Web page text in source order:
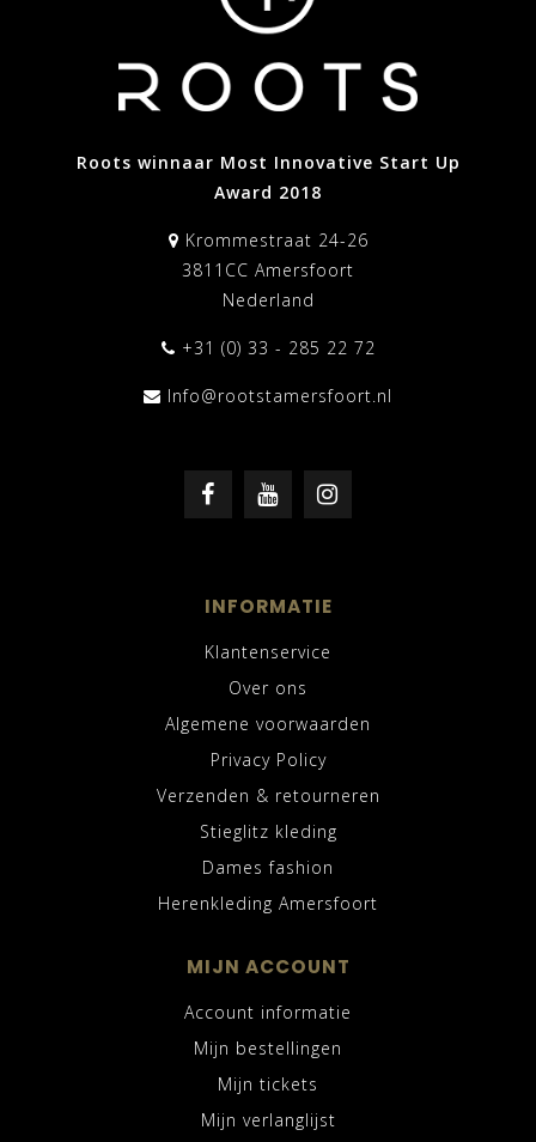
Roots winnaar Most Innovative Start Up
Award 2018
Krommestraat 24-26
3811CC Amersfoort
Nederland
+31 (0) 33 - 285 22 72
Info@rootstamersfoort.nl
INFORMATIE
Klantenservice
Over ons
Algemene voorwaarden
Privacy Policy
Verzenden & retourneren
Stieglitz kleding
Dames fashion
Herenkleding Amersfoort
MIJN ACCOUNT
Account informatie
Mijn bestellingen
Mijn tickets
Mijn verlanglijst